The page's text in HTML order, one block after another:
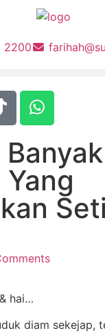
2200
hai…
diam sekejap,